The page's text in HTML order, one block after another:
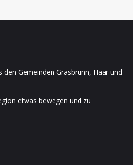
den Gemeinden Grasbrunn, Haar und
etwas bewegen und zu